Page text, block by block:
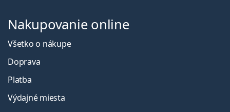
Nakupovanie online
Všetko o nákupe
Doprava
Platba
Výdajné miesta